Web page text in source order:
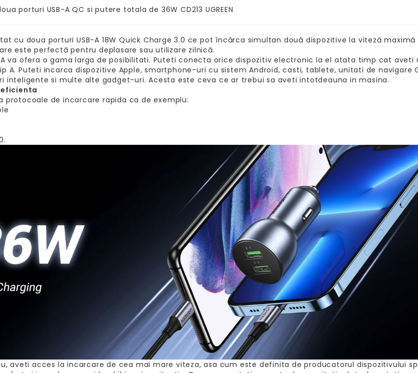
porturi USB-A QC si putere totala de 36W CD213 UGREEN
cu doua porturi USB-A 18W Quick Charge 3.0 ce pot încărca simultan două dispozitive la viteză maximă
este perfectă pentru deplasare sau utilizare zilnică.
A va ofera o gama larga de posibilitati. Puteti conecta orice dispozitiv electronic la el atata timp cat aveti
A. Puteti incarca dispozitive Apple, smartphone-uri cu sistem Android, casti, tablete, unitati de navigare
inteligente si multe alte gadget-uri. Acesta este ceva ce ar trebui sa aveti intotdeauna in masina.
protocoale de incarcare rapida ca de exemplu:
aveti acces la incarcare de cea mai mare viteza, asa cum este definita de producatorul dispozitivului